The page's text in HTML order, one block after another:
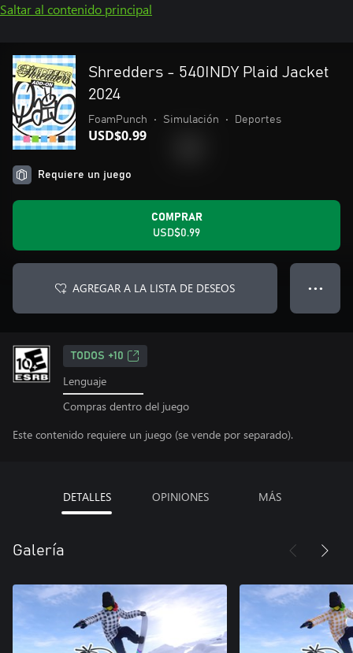
Saltar al contenido principal
Shredders - 540INDY Plaid Jacket
2024
FoamPunch • Simulación • Deportes
USD$0.99
Requiere un juego
COMPRAR
USD$0.99
AGREGAR A LA LISTA DE DESEOS ● ● ●
TODOS +10
Lenguaje
Compras dentro del juego
Este contenido requiere un juego (se vende por separado).
DETALLES OPINIONES MÁS
Galería